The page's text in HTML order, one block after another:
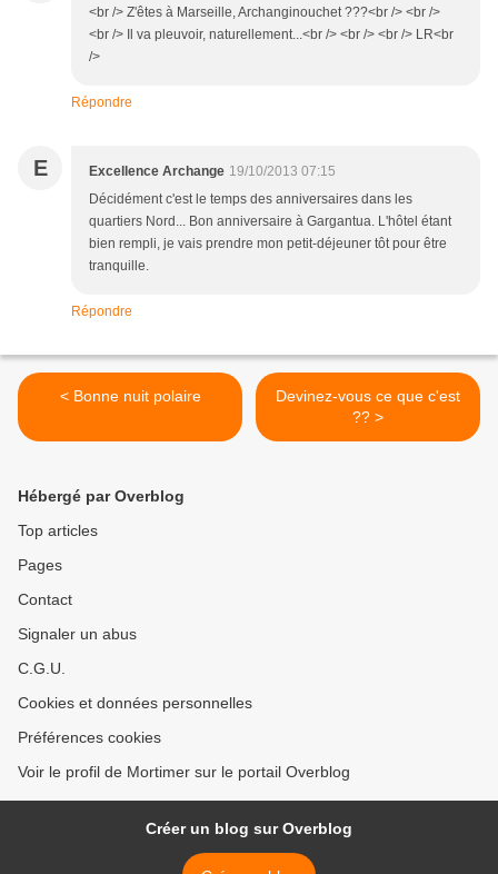
<br /> Z'êtes à Marseille, Archanginouchet ???<br /> <br />
<br /> Il va pleuvoir, naturellement...<br /> <br /> <br /> LR<br
/>
Répondre
E Excellence Archange 19/10/2013 07:15
Décidément c'est le temps des anniversaires dans les
quartiers Nord... Bon anniversaire à Gargantua. L'hôtel étant
bien rempli, je vais prendre mon petit-déjeuner tôt pour être
tranquille.
Répondre
< Bonne nuit polaire
Devinez-vous ce que c'est
?? >
Hébergé par Overblog
Top articles
Pages
Contact
Signaler un abus
C.G.U.
Cookies et données personnelles
Préférences cookies
Voir le profil de Mortimer sur le portail Overblog
Créer un blog sur Overblog